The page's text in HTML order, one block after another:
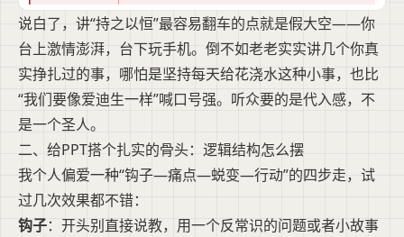
说白了，讲“持之以恒”最容易翻车的点就是假大空——你
台上激情澎湃，台下玩手机。倒不如老老实实讲几个你真
实挣扎过的事，哪怕是坚持每天给花浇水这种小事，也比
“我们要像爱迪生一样”喊口号强。听众要的是代入感，不
是一个圣人。
二、给PPT搭个扎实的骨头：逻辑结构怎么摆
我个人偏爱一种“钩子—痛点—蜕变—行动”的四步走，试
过几次效果都不错：
钩子：开头别直接说教，用一个反常识的问题或者小故事